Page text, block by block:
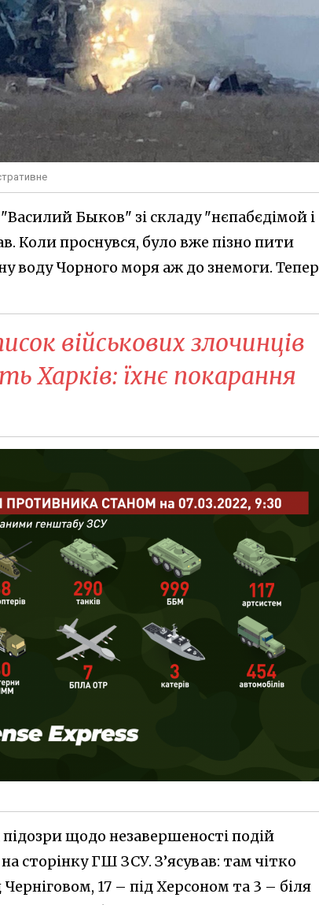
"Василий Быков" зі складу "нєпабєдімой і
Коли проснувся, було вже пізно пити
воду Чорного моря аж до знемоги. Тепер
військових злочинців
Харків: їхнє покарання
щодо незавершеності подій
сторінку ГШ ЗСУ. З’ясував: там чітко
17 – під Херсоном та 3 – біля